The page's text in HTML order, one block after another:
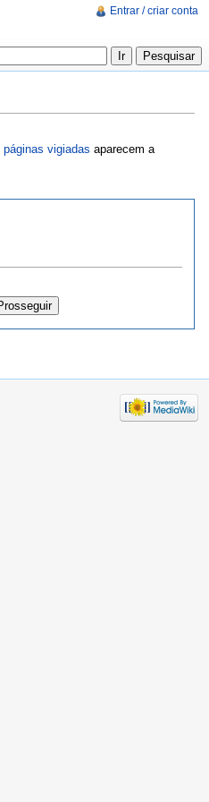
páginas vigiadas aparecem a
Entrar / criar conta